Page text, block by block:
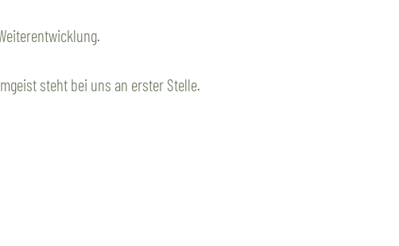
steht bei uns an erster Stelle.